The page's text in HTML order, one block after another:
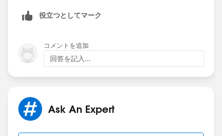
役立つとしてマーク
コメントを追加
回答を記入...
Ask An Expert